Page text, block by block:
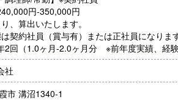
円-350,000円
、算出いたします。
契約社員（賞与有）または正社員になります
2回（1.0ヶ月-2.0ヶ月分 ※前年度実績、経験
】あり（上限なし/月）※全額支給
（年1回）
あり※勤続10年以上
社
市 溝沼1340-1